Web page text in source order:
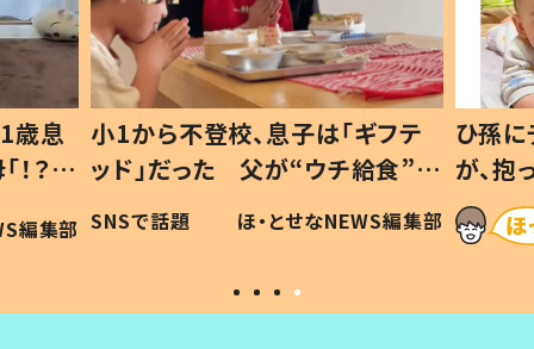
歳息
？」
編集部
小1から不登校、息子は「ギフテ
ッド」だった 父が“ウチ給食”を
作り続ける理由とは #令和の親
#令和の子
SNSで話題 ほ・とせなNEWS編集部
ひ孫
が、
「涙が
い」